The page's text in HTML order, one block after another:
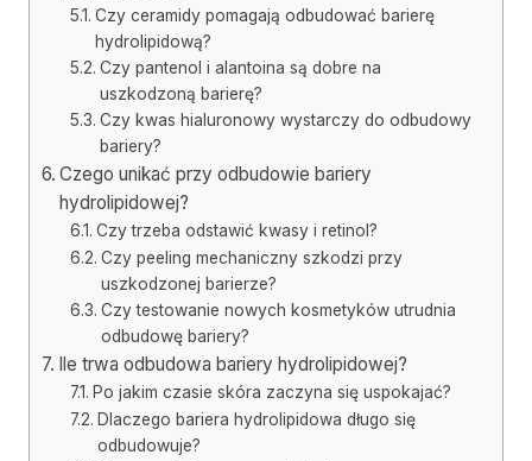
Czy ceramidy pomagają odbudować barierę
hydrolipidową?
Czy pantenol i alantoina są dobre na
uszkodzoną barierę?
Czy kwas hialuronowy wystarczy do odbudowy
bariery?
Czego unikać przy odbudowie bariery
hydrolipidowej?
Czy trzeba odstawić kwasy i retinol?
Czy peeling mechaniczny szkodzi przy
uszkodzonej barierze?
Czy testowanie nowych kosmetyków utrudnia
odbudowę bariery?
Ile trwa odbudowa bariery hydrolipidowej?
Po jakim czasie skóra zaczyna się uspokajać?
Dlaczego bariera hydrolipidowa długo się
odbudowuje?